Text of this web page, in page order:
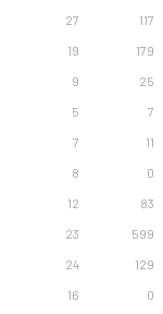
27 117
19 179
9 25
5 7
7 11
8 0
12 83
23 599
24 129
16 0